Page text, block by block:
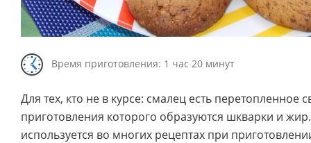
Время приготовления: 1 час 20 минут
Для тех, кто не в курсе: смалец есть перетопленное
приготовления которого образуются шкварки и
используется во многих рецептах при